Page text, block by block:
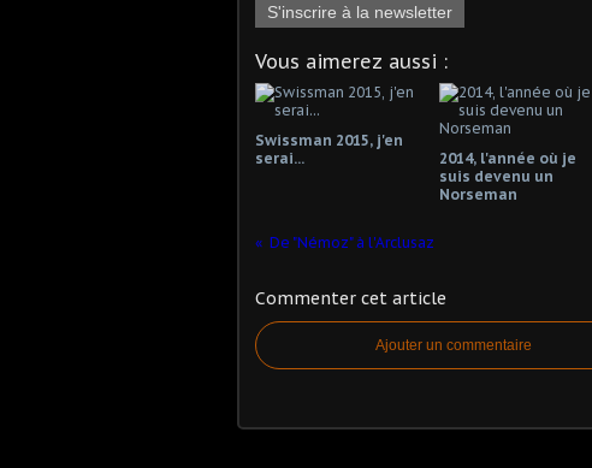
S'inscrire à la newsletter
Vous aimerez aussi :
Swissman 2015, j'en
serai...
2014, l'année où je
suis devenu un
Norseman
De "Némoz" à l'Arclusaz
Commenter cet article
Ajouter un commentaire